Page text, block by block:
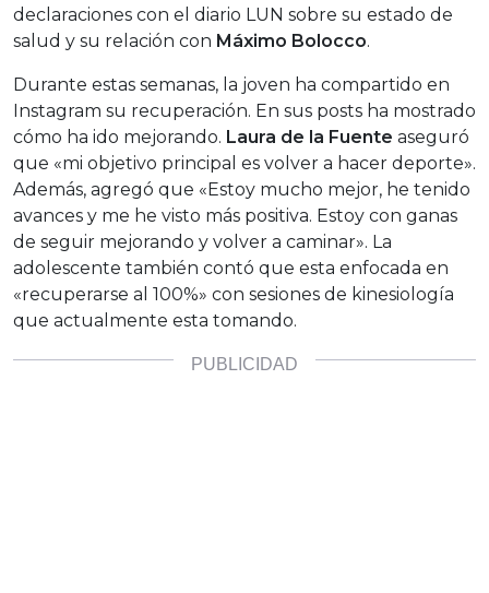
declaraciones con el diario LUN sobre su estado de
salud y su relación con Máximo Bolocco.
Durante estas semanas, la joven ha compartido en
Instagram su recuperación. En sus posts ha mostrado
cómo ha ido mejorando. Laura de la Fuente aseguró
que «mi objetivo principal es volver a hacer deporte».
Además, agregó que «Estoy mucho mejor, he tenido
avances y me he visto más positiva. Estoy con ganas
de seguir mejorando y volver a caminar». La
adolescente también contó que esta enfocada en
«recuperarse al 100%» con sesiones de kinesiología
que actualmente esta tomando.